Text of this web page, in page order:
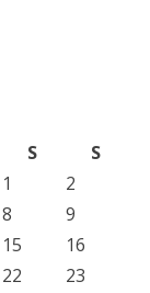
S
S
1
2
8
9
15
16
22
23